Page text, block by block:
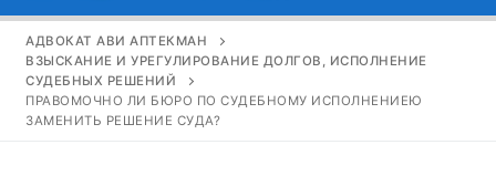
Найти:
АДВОКАТ АВИ АПТЕКМАН
ВЗЫСКАНИЕ И УРЕГУЛИРОВАНИЕ ДОЛГОВ, ИСПОЛНЕНИЕ
СУДЕБНЫХ РЕШЕНИЙ
ПРАВОМОЧНО ЛИ БЮРО ПО СУДЕБНОМУ ИСПОЛНЕНИЕЮ
ЗАМЕНИТЬ РЕШЕНИЕ СУДА?